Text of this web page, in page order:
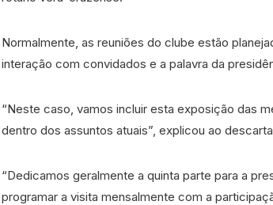
Normalmente, as reuniões do clube estão
interação com convidados e a palavra da
“Neste caso, vamos incluir esta exposição das
dentro dos assuntos atuais”, explicou ao
“Dedicamos geralmente a quinta parte para a
programar a visita mensalmente com a